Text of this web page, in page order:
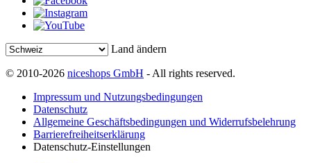
Land ändern
© 2010-2026 niceshops GmbH - All rights reserved.
Impressum und Nutzungsbedingungen
Datenschutz
Allgemeine Geschäftsbedingungen und Widerrufsbelehrung
Barrierefreiheitserklärung
Datenschutz-Einstellungen